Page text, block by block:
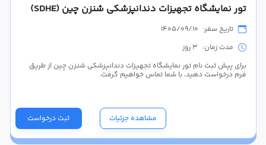
تور نمایشگاه تجهیزات دندانپزشکی شنزن چین (SDHE)
تاریخ سفر: 1405/09/10
مدت زمان: 3 روز
برای پیش ثبت نام تور نمایشگاه تجهیزات دندانپزشکی شنزن چین از طریق
فرم درخواست دهید، با شما تماس خواهیم گرفت.
ثبت درخواست مشاهده جزئیات